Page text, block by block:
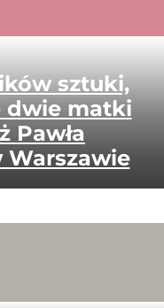
sztuki,
dwie matki
Pawła
Warszawie